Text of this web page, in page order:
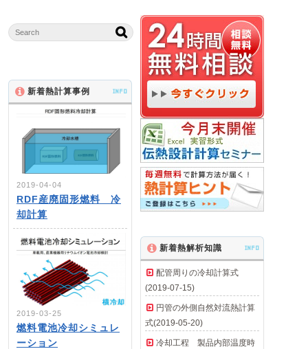
新着熱計算事例 INFO
2019-04-04
RDF産廃固形燃料 冷
却計算
2019-03-25
燃料電池冷却シミュレ
ーション
新着熱解析知識 INFO
配管周りの冷却計算式
(2019-07-15)
円管の外側自然対流熱計算
式(2019-05-20)
冷却工程 製品内部温度時